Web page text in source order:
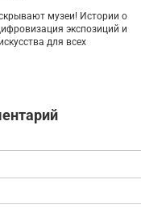
музеи! Истории о
экспозиций и
для всех